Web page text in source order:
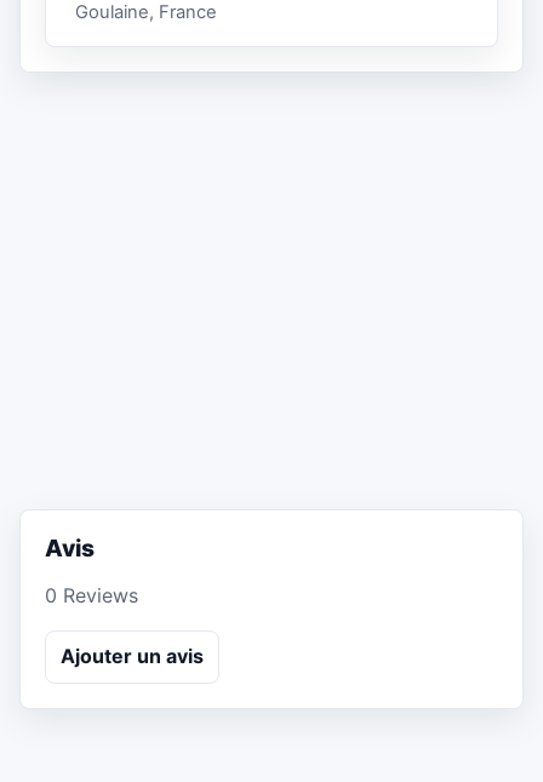
Goulaine, France
Avis
0 Reviews
Ajouter un avis